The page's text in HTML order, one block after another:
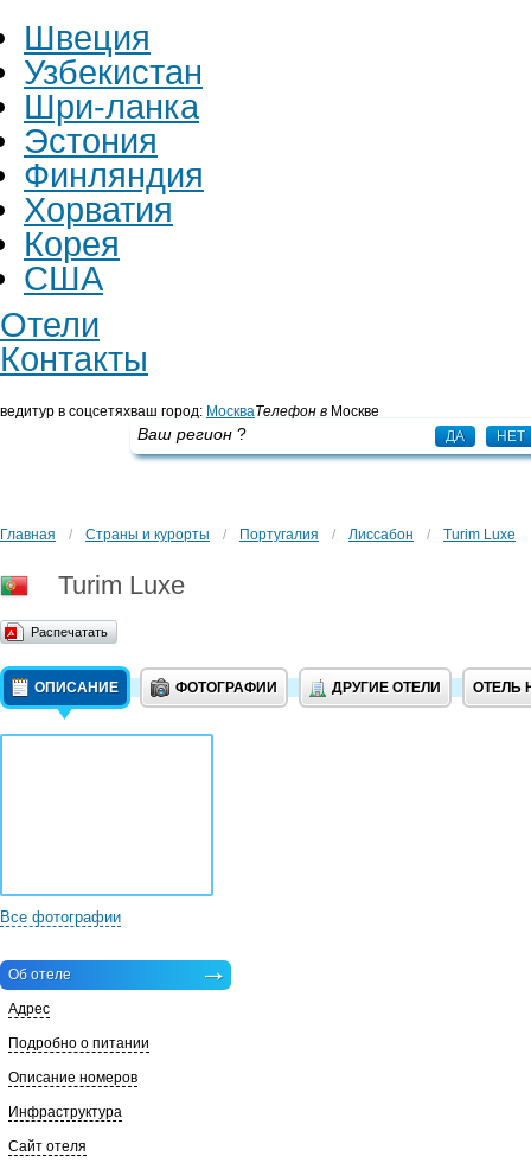
Швеция
Узбекистан
Шри-ланка
Эстония
Финляндия
Хорватия
Корея
США
Отели
Контакты
ведитур в соцсетяхваш город: Москва
Ваш регион ? ДА НЕТ
Телефон в Москве
Главная / Страны и курорты / Португалия / Лиссабон / Turim Luxe
Turim Luxe
Распечатать
ОПИСАНИЕ ФОТОГРАФИИ ДРУГИЕ ОТЕЛИ ОТЕЛЬ
Все фотографии
Об отеле
Адрес
Подробно о питании
Описание номеров
Инфраструктура
Сайт отеля